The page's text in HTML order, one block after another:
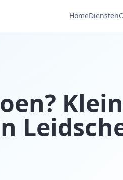
HomeDiensten